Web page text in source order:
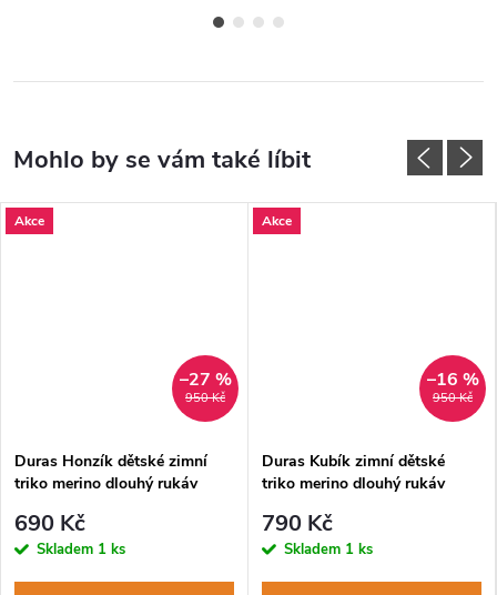
Akce
950 Kč
–27 %
Duras Honzík dětské zimní
triko merino dlouhý rukáv
690 Kč
Skladem 1 ks
Akce
950 Kč
–16 %
Duras Kubík zimní dětské
triko merino dlouhý rukáv
790 Kč
Skladem 1 ks